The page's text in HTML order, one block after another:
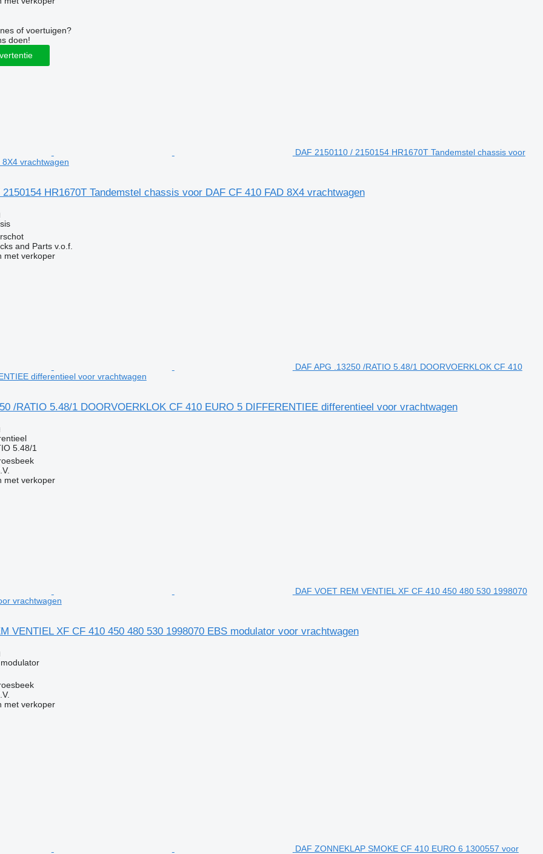
of voertuigen?
doen!
DAF 2150110 / 2150154 HR1670T Tandemstel chassis voor
vrachtwagen
2150154 HR1670T Tandemstel chassis voor DAF CF 410 FAD 8X4 vrachtwagen
and Parts v.o.f.
met verkoper
DAF APG .13250 /RATIO 5.48/1 DOORVOERKLOK CF 410
differentieel voor vrachtwagen
/RATIO 5.48/1 DOORVOERKLOK CF 410 EURO 5 DIFFERENTIEE differentieel voor vrachtwagen
5.48/1
met verkoper
DAF VOET REM VENTIEL XF CF 410 450 480 530 1998070
vrachtwagen
VENTIEL XF CF 410 450 480 530 1998070 EBS modulator voor vrachtwagen
met verkoper
DAF ZONNEKLAP SMOKE CF 410 EURO 6 1300557 voor